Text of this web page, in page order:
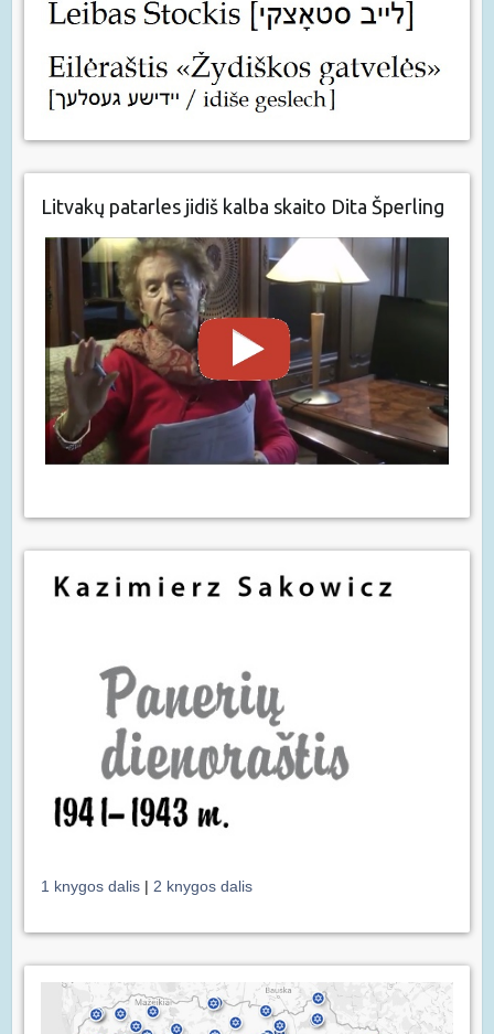
Litvakų patarles jidiš kalba skaito Dita Šperling
1 knygos dalis | 2 knygos dalis